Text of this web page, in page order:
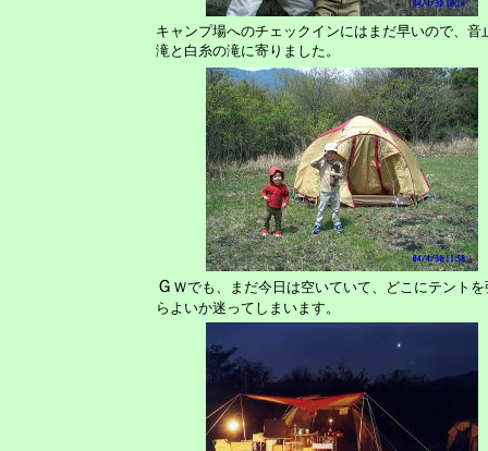
キャンプ場へのチェックインにはまだ早いので、音
滝と白糸の滝に寄りました。
Ｇ Ｗでも、まだ今日は空いていて、どこにテント
らよいか迷ってしまいます。